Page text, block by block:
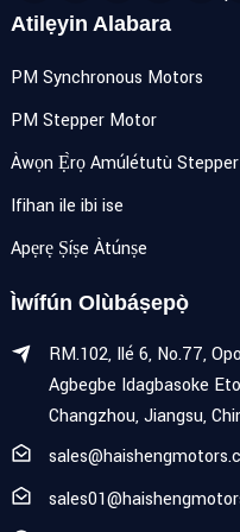
Atilẹyin Alabara
PM Synchronous Motors
PM Stepper Motor
Àwọn Ẹ̀rọ Amúlétutù Stepper
Ifihan ile ibi ise
Apẹrẹ Ṣíṣe Àtúnṣe
Ìwífún Olùbáṣepọ̀
RM.102, Ilé 6, No.77,
Agbegbe Idagbasoke
Changzhou, Jiangsu,